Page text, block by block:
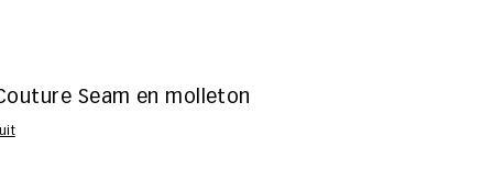
Seam en molleton